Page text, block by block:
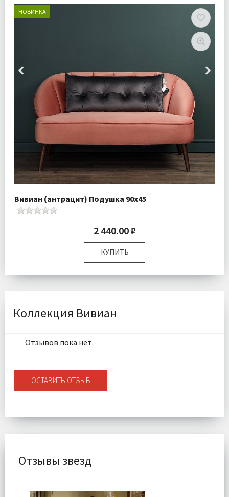
НОВИНКА
Вивиан (антрацит) Подушка 90х45
2 440.00 ₽
КУПИТЬ
Размер:
90x45 см
Ткань:
Доставка:
Коллекция Вивиан
Отзывов пока нет.
ОСТАВИТЬ ОТЗЫВ
Отзывы звезд